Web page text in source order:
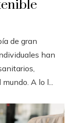
de gran
han
A lo l...